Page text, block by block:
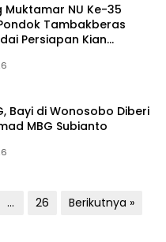
Muktamar NU Ke-35
Tambakberas
Persiapan Kian
Bayi di Wonosobo Diberi
MBG Subianto
… 26 Berikutnya »